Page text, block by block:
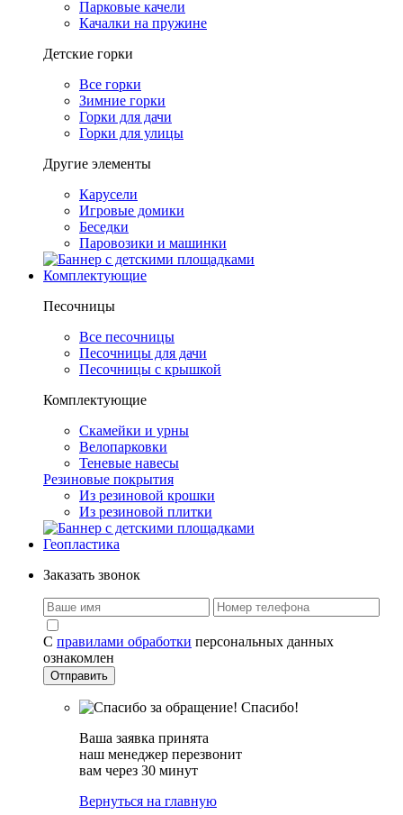
Парковые качели
Качалки на пружине
Детские горки
Все горки
Зимние горки
Горки для дачи
Горки для улицы
Другие элементы
Карусели
Игровые домики
Беседки
Паровозики и машинки
Комплектующие
Песочницы
Все песочницы
Песочницы для дачи
Песочницы с крышкой
Комплектующие
Скамейки и урны
Велопарковки
Теневые навесы
Резиновые покрытия
Из резиновой крошки
Из резиновой плитки
Геопластика
Заказать звонок
С правилами обработки персональных данных
ознакомлен
Спасибо!
Ваша заявка принята
наш менеджер перезвонит
вам через 30 минут
Вернуться на главную